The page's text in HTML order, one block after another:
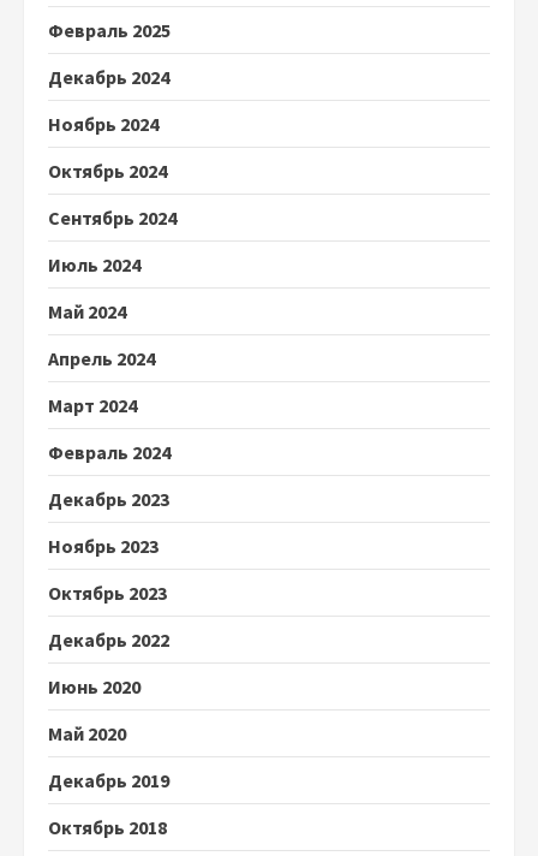
Февраль 2025
Декабрь 2024
Ноябрь 2024
Октябрь 2024
Сентябрь 2024
Июль 2024
Май 2024
Апрель 2024
Март 2024
Февраль 2024
Декабрь 2023
Ноябрь 2023
Октябрь 2023
Декабрь 2022
Июнь 2020
Май 2020
Декабрь 2019
Октябрь 2018